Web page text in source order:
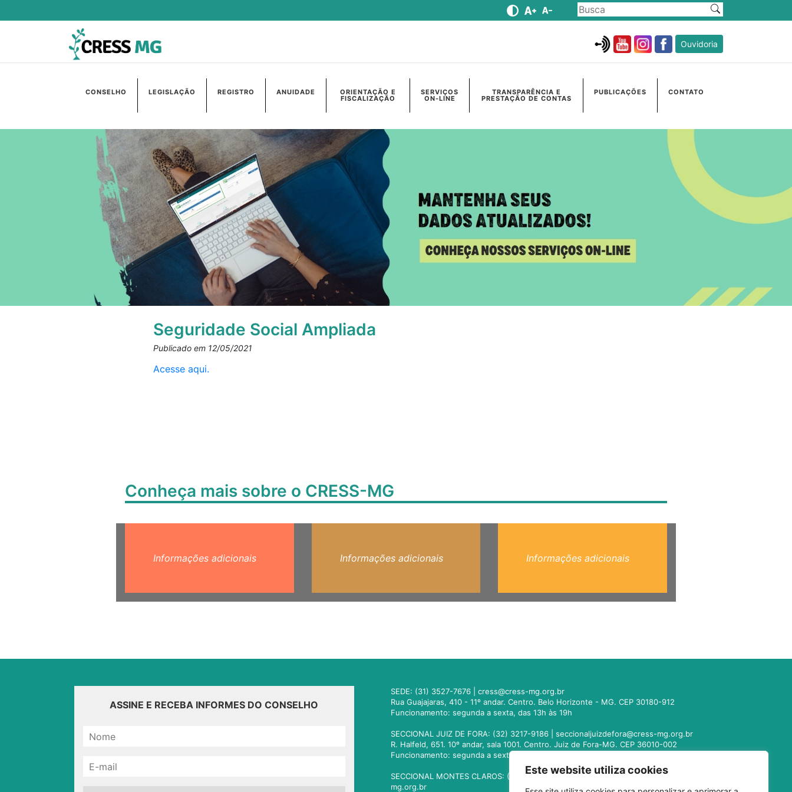
Este website utiliza cookies
Ouvidoria
CONSELHO LEGISLAÇÃO REGISTRO ANUIDADE ORIENTAÇÃO E
FISCALIZAÇÃO
SERVIÇOS
ON-LINE
TRANSPARÊNCIA E
PRESTAÇÃO DE CONTAS
PUBLICAÇÕES CONTATO
Seguridade Social Ampliada
Publicado em 12/05/2021
Acesse aqui.
Conheça mais sobre o CRESS-MG
Informações adicionais Informações adicionais Informações adicionais
ASSINE E RECEBA INFORMES DO CONSELHO
SEDE: (31) 3527-7676 |cress@cress-mg.org.br
Rua Guajajaras, 410 - 11º andar. Centro. Belo Horizonte - MG. CEP 30180-912
Funcionamento: segunda a sexta, das 13h às 19h
SECCIONAL JUIZ DE FORA: (32) 3217-9186 |seccionaljuizdefora@cress-mg.org.br
R. Halfeld, 651. 10º andar, sala 1001. Centro. Juiz de Fora-MG. CEP 36010-002
Funcionamento: segunda a sexta, das 13h às 19h
SECCIONAL MONTES CLAROS: (38) 3221-9358 |seccionalmontesclaros@cress-
mg.org.br